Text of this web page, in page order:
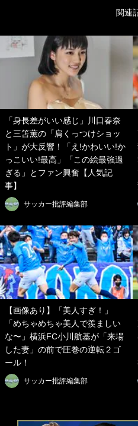
関連
「身長差がいい感じ」川口春奈
と三笘薫の「肩くっつけショッ
ト」が大反響！「え!かわいい!か
っこいい!最高」「この絵最強過
ぎる」とファン興奮【人気記
事】
サッカー批評編集部
【画像あり】「美人すぎ！」
「めちゃめちゃ美人で羨ましい
な〜」横浜FC小川航基が「来場
した妻」の前で圧巻の逆転２ゴ
ール！
サッカー批評編集部